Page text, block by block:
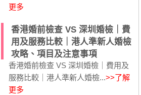
更多
香港婚前檢查 VS 深圳婚檢｜費
用及服務比較｜港人準新人婚檢
攻略、項目及注意事項
香港婚前檢查 VS 深圳婚檢｜費用及
服務比較｜港人準新人婚檢...>>了解
更多